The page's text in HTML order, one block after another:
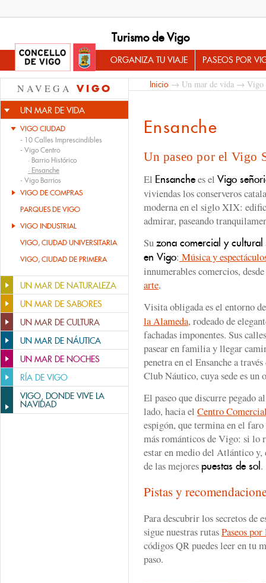
Turismo de Vigo
ORGANIZA TU VIAJE PASEOS POR
NAVEGA VIGO
UN MAR DE VIDA
VIGO CIUDAD
- 10 Calles Imprescindibles
- Vigo Centro
· Barrio Histórico
· Ensanche
- Vigo Barrios
VIGO DE COMPRAS
PARQUES DE VIGO
VIGO INDUSTRIAL
VIGO, CIUDAD UNIVERSITARIA
VIGO, CIUDAD DE PRIMERA
UN MAR DE NATURALEZA
UN MAR DE SABORES
UN MAR DE CULTURA
UN MAR DE NÁUTICA
UN MAR DE NOCHES
RÍA DE VIGO
VIGO, DONDE VIVE LA
NAVIDAD
Inicio → Un mar de vida → Vigo
Ensanche
Un paseo por el Vigo
El Ensanchees el Vigo
viviendas los conserveros
moderna en el siglo XIX:
admirar, paseando
Suzona comercial y cultural
en Vigo: Música y
innumerables comercios,
arte.
Visita obligada es el entorno
la Alameda, rodeado de
fachadas imponentes. Sus
pasear en familia y llegar
penetra en el Ensanche a
Club Náutico, cuya sede es
El paseo que discurre pegado
lado, hacia el Centro
espigón, que termina en el
más románticos de Vigo: si lo
estar en medio del Atlántico
de las mejores puestas de sol .
Pistas y
Para descubrir los secretos de
sigue nuestras rutasPaseos
códigos QR puedes leer en tu
paso.